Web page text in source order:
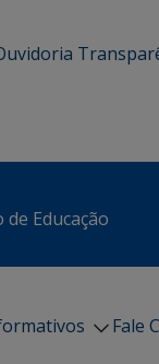
Educação
Fale